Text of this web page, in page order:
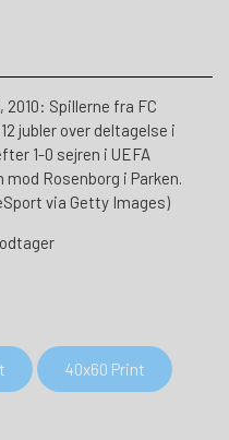
2010: Spillerne fra FC
jubler over deltagelse i
1-0 sejren i UEFA
Rosenborg i Parken.
via Getty Images)
40x60 Print